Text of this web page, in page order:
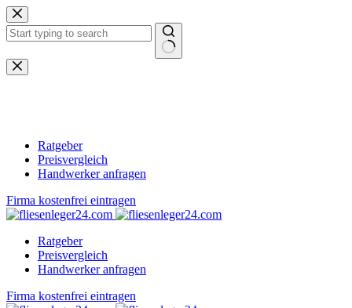
Zum
Inhalt
springen
Keine
Ergebnisse
Ratgeber
Preisvergleich
Handwerker anfragen
Firma kostenfrei eintragen
Ratgeber
Preisvergleich
Handwerker anfragen
Firma kostenfrei eintragen